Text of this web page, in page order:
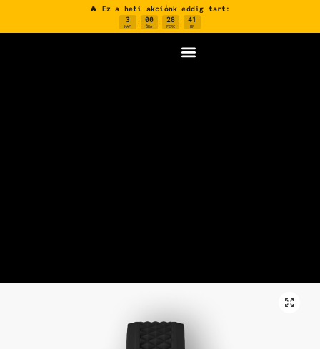
🔥 Ez a heti akciónk eddig tart:
3
NAP
: 00
ÓRA
: 28
PERC
: 40
MP